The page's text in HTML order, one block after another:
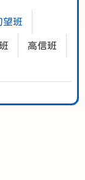
望班
高信班